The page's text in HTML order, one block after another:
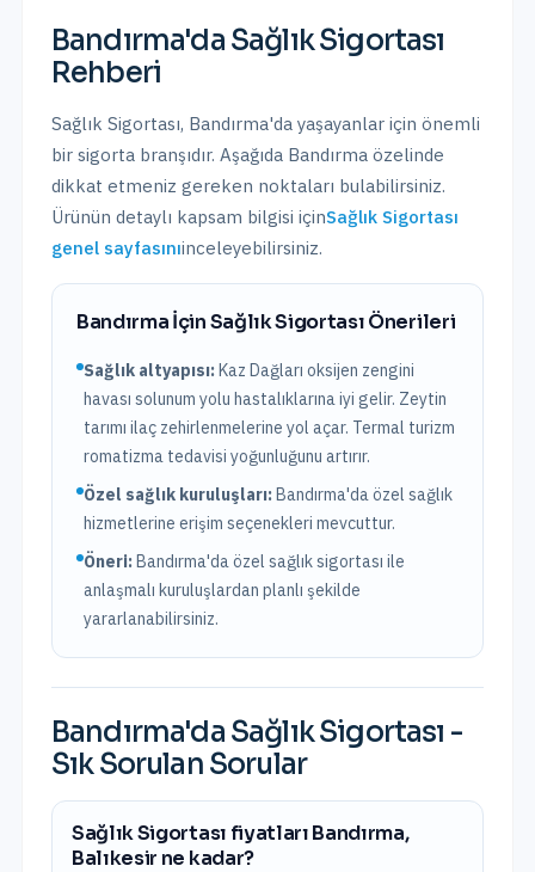
Bandırma'da Sağlık Sigortası
Rehberi
Sağlık Sigortası, Bandırma'da yaşayanlar için önemli
bir sigorta branşıdır. Aşağıda Bandırma özelinde
dikkat etmeniz gereken noktaları bulabilirsiniz.
Ürünün detaylı kapsam bilgisi içinSağlık Sigortası
genel sayfasınıinceleyebilirsiniz.
BandırmaİçinSağlık SigortasıÖnerileri
Sağlık altyapısı:Kaz Dağları oksijen zengini
havası solunum yolu hastalıklarına iyi gelir. Zeytin
tarımı ilaç zehirlenmelerine yol açar. Termal turizm
romatizma tedavisi yoğunluğunu artırır.
Özel sağlık kuruluşları:Bandırma'daözel sağlık
hizmetlerine erişim seçenekleri mevcuttur.
Öneri:Bandırma'da özel sağlık sigortası ile
anlaşmalı kuruluşlardan planlı şekilde
yararlanabilirsiniz.
Bandırma'da Sağlık Sigortası -
Sık Sorulan Sorular
Sağlık Sigortası fiyatları Bandırma,
Balıkesir ne kadar?